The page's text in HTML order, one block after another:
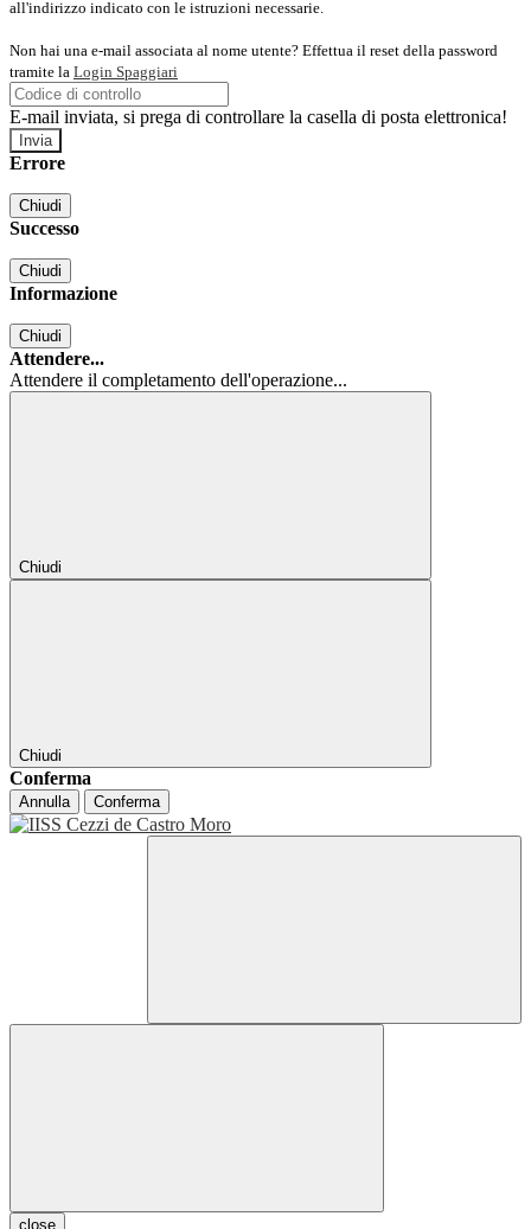
all'indirizzo indicato con le istruzioni necessarie.
Non hai una e-mail associata al nome utente? Effettua il reset della password
tramite la Login Spaggiari
E-mail inviata, si prega di controllare la casella di posta elettronica!
Errore
Chiudi
Successo
Chiudi
Informazione
Chiudi
Attendere...
Attendere il completamento dell'operazione...
Chiudi
Chiudi
Conferma
Annulla Conferma
close